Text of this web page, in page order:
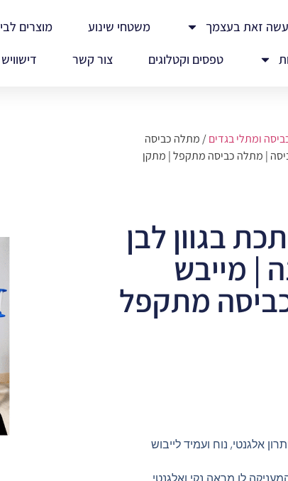
עשה זאת בעצמך משטחי שינוע מוצרים
טפסים וקטלוגים צור קשר
ומתלי בגדים/ מתלה כביסה
| מתלה כביסה מתקפל | מתקן
בגוון לבן
| מייבש
מתקפל
אלגנטי, נוח ועמיד לייבוש